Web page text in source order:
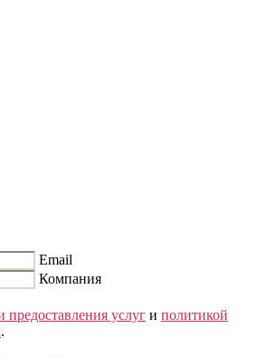
Email
Компания
предоставления услуг и политикой
.